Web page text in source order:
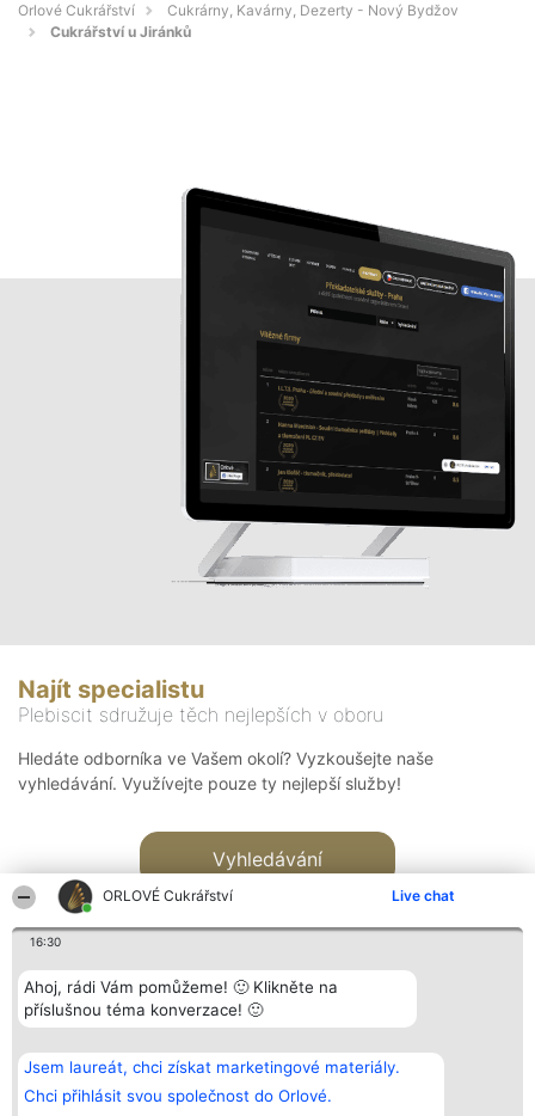
ORLOVÉ Cukrářství Live chat
16:30
Ahoj, rádi Vám pomůžeme! 🙂 Klikněte na
příslušnou téma konverzace! 🙂
Jsem laureát, chci získat marketingové materiály.
Chci přihlásit svou společnost do Orlové.
Orlové Cukrářství
Cukrárny, Kavárny, Dezerty - Nový Bydžov
Cukrářství u Jiránků
Najít specialistu
Plebiscit sdružuje těch nejlepších v oboru
Hledáte odborníka ve Vašem okolí? Vyzkoušejte naše
vyhledávání. Využívejte pouze ty nejlepší služby!
Vyhledávání
Bright Side Solutions sp. z o.
o. sp. k.
ul. Ruska 22
Wrocław 50-079
Vítězové
Seznam všech
laureátů
Zásady
Kontakt